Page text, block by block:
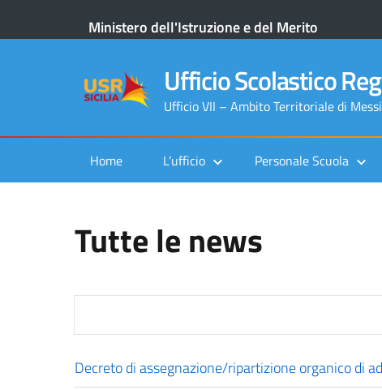
Ministero dell'Istruzione e del Merito
Ufficio Scolastico
Ufficio VII – Ambito Territoriale di
Home L’ufficio Personale Scuola
Tutte le news
Decreto di assegnazione/ripartizione organico di